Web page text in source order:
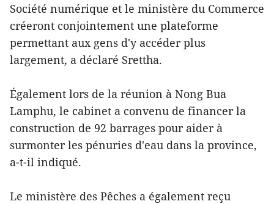
Société numérique et le ministère du Commerce
créeront conjointement une plateforme
permettant aux gens d'y accéder plus
largement, a déclaré Srettha.
Également lors de la réunion à Nong Bua
Lamphu, le cabinet a convenu de financer la
construction de 92 barrages pour aider à
surmonter les pénuries d'eau dans la province,
a-t-il indiqué.
Le ministère des Pêches a également reçu